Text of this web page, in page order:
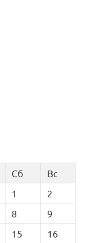
Сб
Вс
1
2
8
9
15
16